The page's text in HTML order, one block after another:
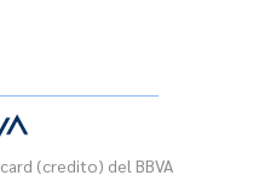
(credito) del BBVA